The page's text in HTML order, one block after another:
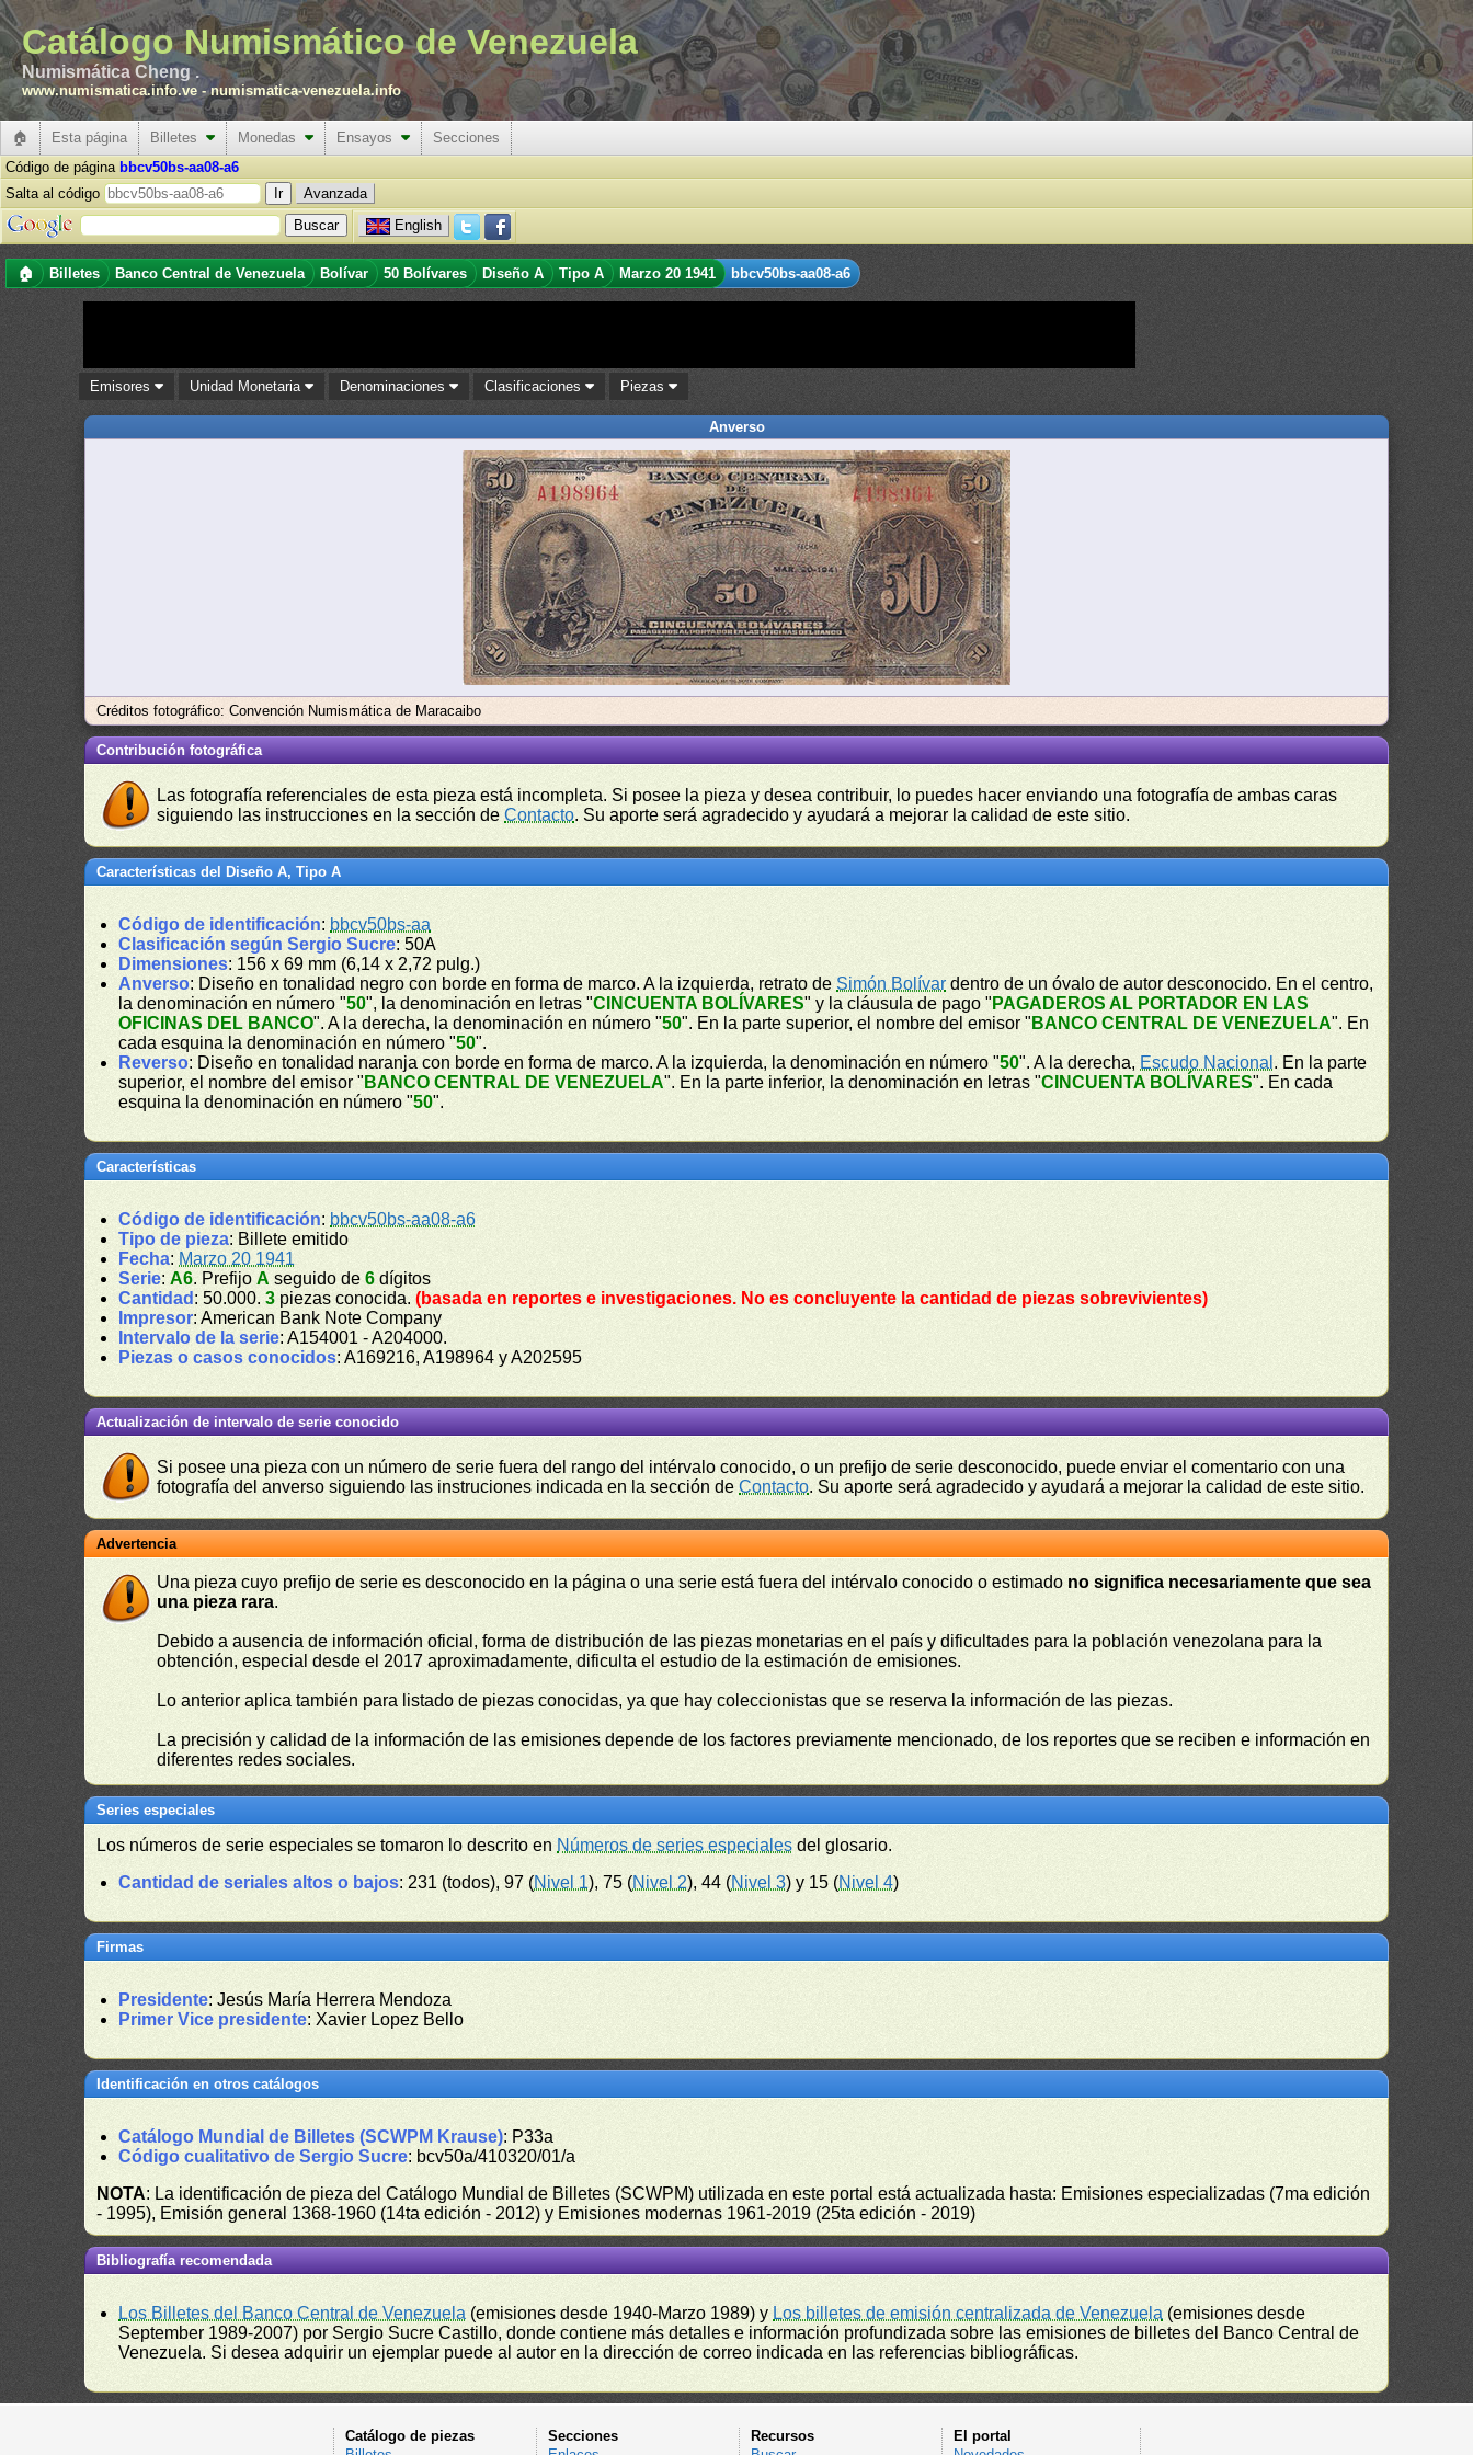
Catálogo Numismático de Venezuela
Numismática Cheng .
www.numismatica.info.ve -numismatica-venezuela.info
🏠 Esta página Billetes Monedas Ensayos
Secciones
Código de página bbcv50bs-aa08-a6
Salta al código
Avanzada
English
🏠 Billetes Banco Central de Venezuela Bolívar 50 Bolívares Diseño A Tipo A Marzo 20 1941 bbcv50bs-aa08-a6
Emisores Unidad Monetaria Denominaciones Clasificaciones Piezas
Anverso
Créditos fotográfico: Convención Numismática de Maracaibo
Contribución fotográfica
Las fotografía referenciales de esta pieza está incompleta. Si posee la pieza y desea contribuir, lo puedes hacer enviando una fotografía de ambas caras
siguiendo las instrucciones en la sección deContacto. Su aporte será agradecido y ayudará a mejorar la calidad de este sitio.
Características del Diseño A, Tipo A
Código de identificación: bbcv50bs-aa
Clasificación según Sergio Sucre: 50A
Dimensiones: 156 x 69 mm (6,14 x 2,72 pulg.)
Anverso: Diseño en tonalidad negro con borde en forma de marco. A la izquierda, retrato de Simón Bolívar dentro de un óvalo de autor desconocido. En el centro,
la denominación en número "50", la denominación en letras "CINCUENTA BOLÍVARES" y la cláusula de pago " PAGADEROS AL PORTADOR EN LAS
OFICINAS DEL BANCO". A la derecha, la denominación en número "50". En la parte superior, el nombre del emisor " BANCO CENTRAL DE VENEZUELA". En
cada esquina la denominación en número "50".
Reverso: Diseño en tonalidad naranja con borde en forma de marco. A la izquierda, la denominación en número "50". A la derecha, Escudo Nacional . En la parte
superior, el nombre del emisor " BANCO CENTRAL DE VENEZUELA". En la parte inferior, la denominación en letras "CINCUENTA BOLÍVARES". En cada
esquina la denominación en número "50".
Características
Código de identificación: bbcv50bs-aa08-a6
Tipo de pieza: Billete emitido
Fecha: Marzo 20 1941
Serie:A6. PrefijoA seguido de6 dígitos
Cantidad : 50.000.3 piezas conocida.(basada en reportes e investigaciones. No es concluyente la cantidad de piezas sobrevivientes)
Impresor: American Bank Note Company
Intervalo de la serie: A154001 - A204000.
Piezas o casos conocidos: A169216, A198964 y A202595
Actualización de intervalo de serie conocido
Si posee una pieza con un número de serie fuera del rango del intérvalo conocido, o un prefijo de serie desconocido, puede enviar el comentario con una
fotografía del anverso siguiendo las instruciones indicada en la sección deContacto. Su aporte será agradecido y ayudará a mejorar la calidad de este sitio.
Advertencia
Una pieza cuyo prefijo de serie es desconocido en la página o una serie está fuera del intérvalo conocido o estimado no significa necesariamente que sea
una pieza rara.
Debido a ausencia de información oficial, forma de distribución de las piezas monetarias en el país y dificultades para la población venezolana para la
obtención, especial desde el 2017 aproximadamente, dificulta el estudio de la estimación de emisiones.
Lo anterior aplica también para listado de piezas conocidas, ya que hay coleccionistas que se reserva la información de las piezas.
La precisión y calidad de la información de las emisiones depende de los factores previamente mencionado, de los reportes que se reciben e información en
diferentes redes sociales.
Series especiales
Los números de serie especiales se tomaron lo descrito en Números de series especiales del glosario.
Cantidad de seriales altos o bajos: 231 (todos), 97 (Nivel 1), 75 (Nivel 2), 44 (Nivel 3) y 15 (Nivel 4)
Firmas
Presidente: Jesús María Herrera Mendoza
Primer Vice presidente: Xavier Lopez Bello
Identificación en otros catálogos
Catálogo Mundial de Billetes (SCWPM Krause): P33a
Código cualitativo de Sergio Sucre: bcv50a/410320/01/a
NOTA: La identificación de pieza del Catálogo Mundial de Billetes (SCWPM) utilizada en este portal está actualizada hasta: Emisiones especializadas (7ma edición
- 1995), Emisión general 1368-1960 (14ta edición - 2012) y Emisiones modernas 1961-2019 (25ta edición - 2019)
Bibliografía recomendada
Los Billetes del Banco Central de Venezuela (emisiones desde 1940-Marzo 1989) y Los billetes de emisión centralizada de Venezuela (emisiones desde
September 1989-2007) por Sergio Sucre Castillo, donde contiene más detalles e información profundizada sobre las emisiones de billetes del Banco Central de
Venezuela. Si desea adquirir un ejemplar puede al autor en la dirección de correo indicada en las referencias bibliográficas.
Catálogo de piezas
Secciones
Recursos
El portal